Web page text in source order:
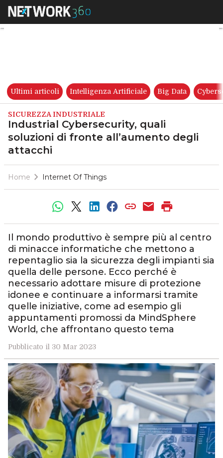
Industrial Cybersecurity,
Ultimi articoli Intelligenza Artificiale Big Data
SICUREZZA INDUSTRIALE
Industrial Cybersecurity, quali
soluzioni di fronte all’aumento degli
attacchi
Home Internet Of Things
Il mondo produttivo è sempre più al centro
di minacce informatiche che mettono a
repentaglio sia la sicurezza degli impianti sia
quella delle persone. Ecco perché è
necessario adottare misure di protezione
idonee e continuare a informarsi tramite
quelle iniziative, come ad esempio gli
appuntamenti promossi da MindSphere
World, che affrontano questo tema
Pubblicato il 30 Mar 2023